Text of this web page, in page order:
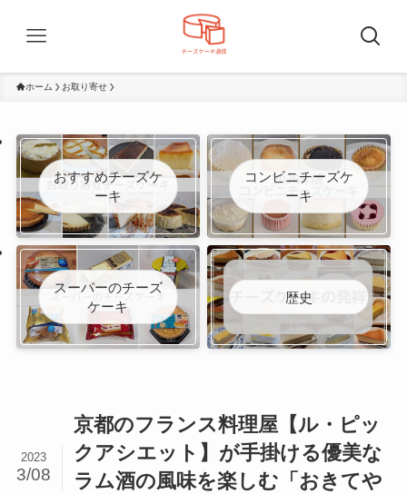
ホーム お取り寄せ
おすすめチーズケ
ーキ
コンビニチーズケ
ーキ
スーパーのチーズ
ケーキ
歴史
京都のフランス料理屋【ル・ピッ
クアシエット】が手掛ける優美な
ラム酒の風味を楽しむ「おきてや
2023
3/08